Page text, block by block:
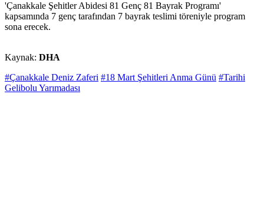
'Çanakkale Şehitler Abidesi 81 Genç 81 Bayrak Programı'
kapsamında 7 genç tarafından 7 bayrak teslimi töreniyle program
sona erecek.
Kaynak: DHA
#Çanakkale Deniz Zaferi #18 Mart Şehitleri Anma Günü #Tarihi
Gelibolu Yarımadası